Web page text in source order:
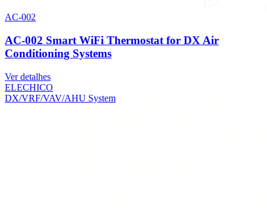
AC-002
AC-002 Smart WiFi Thermostat for DX Air
Conditioning Systems
Ver detalhes
ELECHICO
DX/VRF/VAV/AHU System